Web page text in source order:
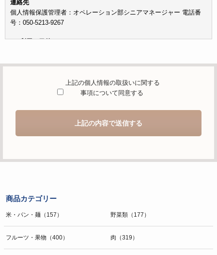
連絡先
個人情報保護管理者：オペレーション部シニアマネージャー 電話番
号：050-5213-9267
c）利用の目的
を適切に受け付け、当社が提供するサービスに関する情報を電子メー
d）個人情報を第三者に提供することが予定される場合の事項
情報を第三者に提供することはありません。
す。
的の通知・開示・内容の訂正・追加または削除・利用の停止・消去お
よび第三者への提供の停止（「開示等」といいます。）に応じます。
g）本人が個人情報を与えることの任意性及び当該情報を与えなかっ
た場合に本人に生じる結果
上記の個人情報の取扱いに関する
事項について同意する
上記の内容で送信する
商品カテゴリー
米・パン・麺（157） 野菜類（177）
フルーツ・果物（400） 肉（319）